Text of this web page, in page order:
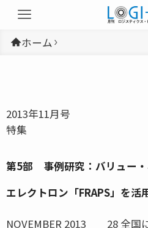
ホーム
2013年11月号
特集
第5部 事例研究：バリュー
エレクトロン「FRAPS」を活
NOVEMBER 2013 28 全国